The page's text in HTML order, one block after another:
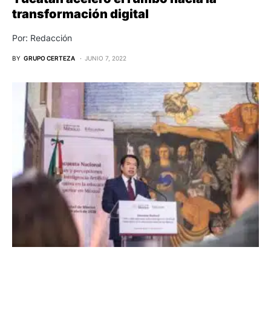
transformación digital
Por: Redacción
BY GRUPO CERTEZA JUNIO 7, 2022